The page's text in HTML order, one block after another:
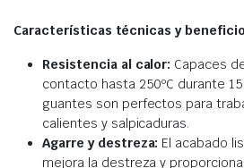
Características técnicas y
Resistencia al calor: Capaces
contacto hasta 250ºC durante
guantes son perfectos para
calientes y salpicaduras.
Agarre y destreza: El acabado
mejora la destreza y